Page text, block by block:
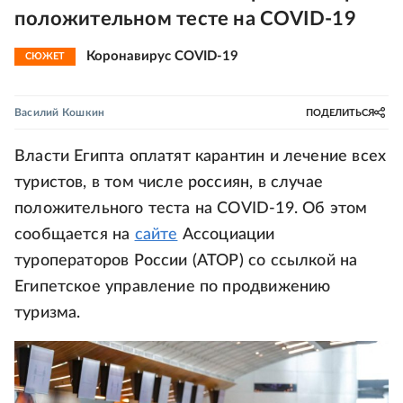
положительном тесте на COVID-19
СЮЖЕТ Коронавирус COVID-19
Василий Кошкин ПОДЕЛИТЬСЯ
Власти Египта оплатят карантин и лечение всех
туристов, в том числе россиян, в случае
положительного теста на COVID-19. Об этом
сообщается на сайте Ассоциации
туроператоров России (АТОР) со ссылкой на
Египетское управление по продвижению
туризма.